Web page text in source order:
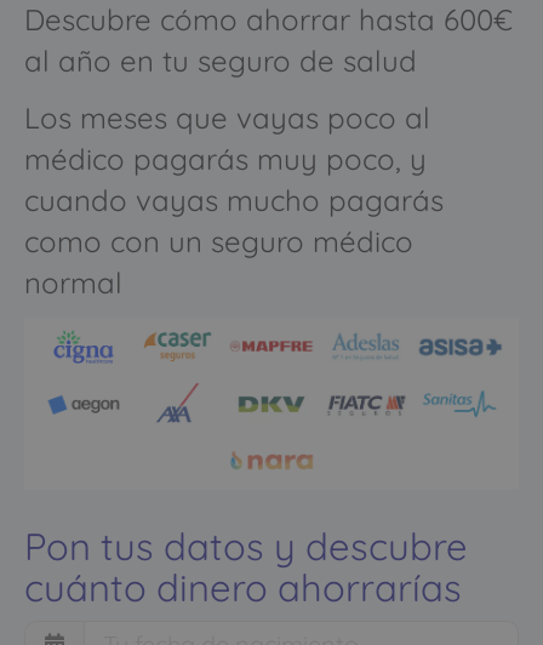
Descubre cómo ahorrar hasta 600€
al año en tu seguro de salud
Los meses que vayas poco al
médico pagarás muy poco, y
cuando vayas mucho pagarás
como con un seguro médico
normal
Pon tus datos y descubre
cuánto dinero ahorrarías